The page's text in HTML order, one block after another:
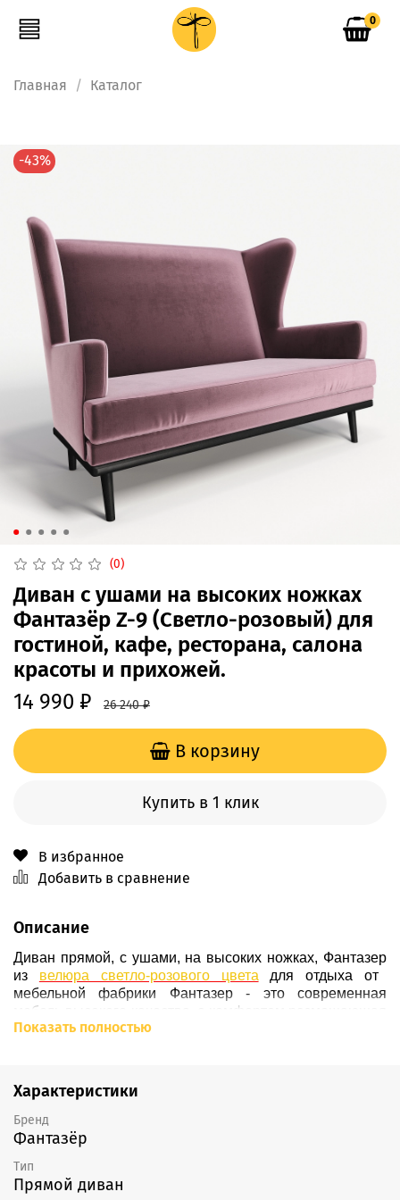
0
Главная Каталог
-43%
(0)
Диван с ушами на высоких ножках
Фантазёр Z-9 (Светло-розовый) для
гостиной, кафе, ресторана, салона
красоты и прихожей.
14 990 ₽
26 240 ₽
В корзину
Купить в 1 клик
В избранное
Добавить в сравнение
Описание
Диван прямой, с ушами, на высоких ножках, Фантазер
из велюра светло-розового цвета для отдыха от
мебельной фабрики Фантазер - это современная
мебель высокого качества, с комфортом размещающая
на себе двух человек, которая внесет стильный акцент
идеально подходящий к интерьеру диван, мы
предлагаем широкое
уверенно стоит на
(подробнее о ножках - здесь
кожзамом
основанию крепится
Показать полностью
Характеристики
Бренд
Фантазёр
Тип
Прямой диван